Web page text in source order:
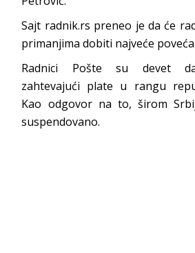
Sajt radnik.rs preneo je da će
primanjima dobiti najveće
Radnici Pošte su devet
zahtevajući plate u rangu
Kao odgovor na to, širom
suspendovano.